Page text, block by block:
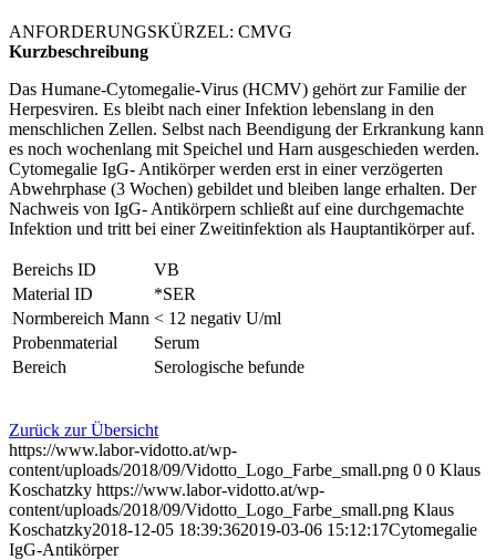
ANFORDERUNGSKÜRZEL: CMVG
Kurzbeschreibung
Das Humane-Cytomegalie-Virus (HCMV) gehört zur Familie der
Herpesviren. Es bleibt nach einer Infektion lebenslang in den
menschlichen Zellen. Selbst nach Beendigung der Erkrankung kann
es noch wochenlang mit Speichel und Harn ausgeschieden werden.
Cytomegalie IgG- Antikörper werden erst in einer verzögerten
Abwehrphase (3 Wochen) gebildet und bleiben lange erhalten. Der
Nachweis von IgG- Antikörpern schließt auf eine durchgemachte
Infektion und tritt bei einer Zweitinfektion als Hauptantikörper auf.
Bereichs ID
VB
Material ID
*SER
Normbereich Mann < 12 negativ U/ml
Probenmaterial
Serum
Bereich
Serologische befunde
Zurück zur Übersicht
https://www.labor-vidotto.at/wp-
content/uploads/2018/09/Vidotto_Logo_Farbe_small.png 0 0 Klaus
Koschatzky https://www.labor-vidotto.at/wp-
content/uploads/2018/09/Vidotto_Logo_Farbe_small.png Klaus
Koschatzky2018-12-05 18:39:362019-03-06 15:12:17Cytomegalie
IgG-Antikörper